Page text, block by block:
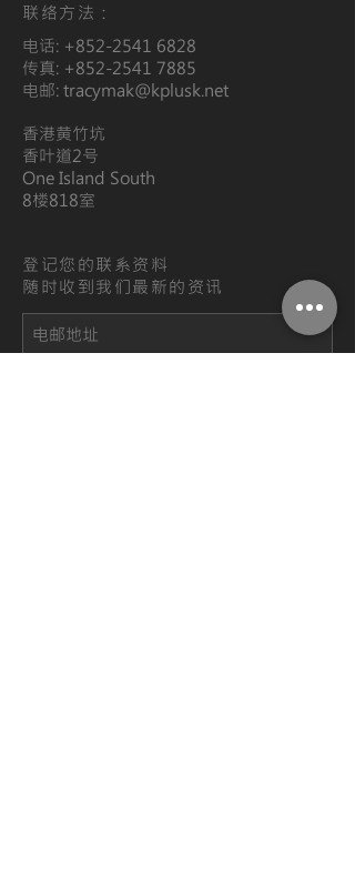
联络方法：
电话: +852-2541 6828
传真: +852-2541 7885
电邮: tracymak@kplusk.net
香港黄竹坑
香叶道2号
One Island South
​8楼818室
登记您的联系资料
随时收到我们最新的资讯